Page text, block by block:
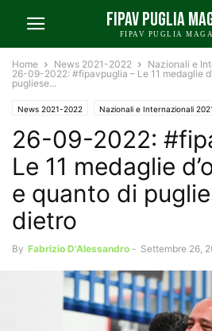
FIPAV PUGLIA
FIPAV PUGLIA
Home News 2021-2022
Nazionali e
26-09-2022: #fipavpuglia – Le 11 medaglie
pugliese...
News 2021-2022 Nazionali e Internazionali
Nazionali e Internazionali 2022-2023 News
News FIPAV Puglia 2022-2023
26-09-2022:
Le 11 medaglie
e quanto di
dietro
By Fabrizio D'Alessandro - Settembre 26,